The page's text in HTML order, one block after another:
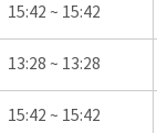
15:42 ~ 15:42
13:28 ~ 13:28
15:42 ~ 15:42